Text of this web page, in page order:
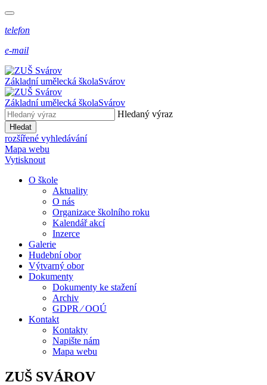
telefon
e-mail
Základní umělecká školaSvárov
Základní umělecká školaSvárov
Hledaný výraz
Hledat
rozšířené vyhledávání
Mapa webu
Vytisknout
O škole
Aktuality
O nás
Organizace školního roku
Kalendář akcí
Inzerce
Galerie
Hudební obor
Výtvarný obor
Dokumenty
Dokumenty ke stažení
Archiv
GDPR ⁄ OOÚ
Kontakt
Kontakty
Napište nám
Mapa webu
ZUŠ SVÁROV